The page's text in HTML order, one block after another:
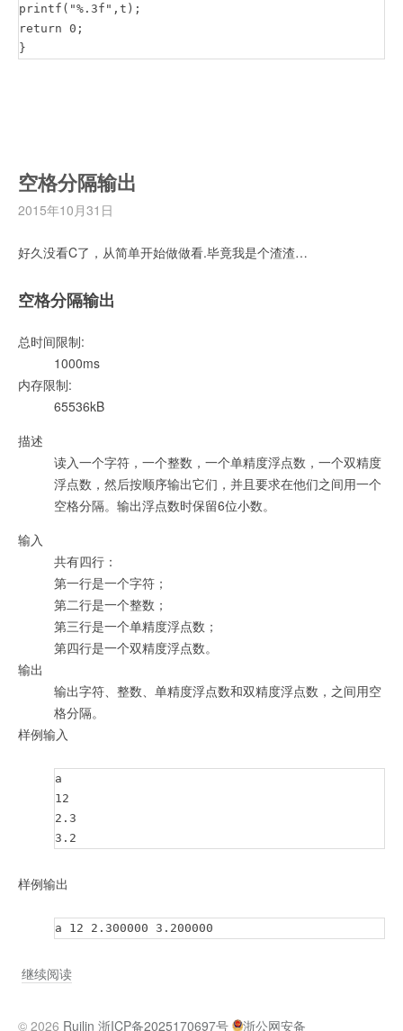
printf("%.3f",t);
return 0;
空格分隔输出
2015年10月31日
好久没看C了，从简单开始做做看.毕竟我是个渣渣…
空格分隔输出
总时间限制:
1000ms
内存限制:
65536kB
描述
读入一个字符，一个整数，一个单精度浮点数，一个双精度
浮点数，然后按顺序输出它们，并且要求在他们之间用一个
空格分隔。输出浮点数时保留6位小数。
输入
共有四行：
第一行是一个字符；
第二行是一个整数；
第三行是一个单精度浮点数；
第四行是一个双精度浮点数。
输出
输出字符、整数、单精度浮点数和双精度浮点数，之间用空
格分隔。
样例输入
a
12
2.3
3.2
样例输出
a 12 2.300000 3.200000
继续阅读空
© 2026 Ruilin 浙ICP备2025170697号 浙公网安备